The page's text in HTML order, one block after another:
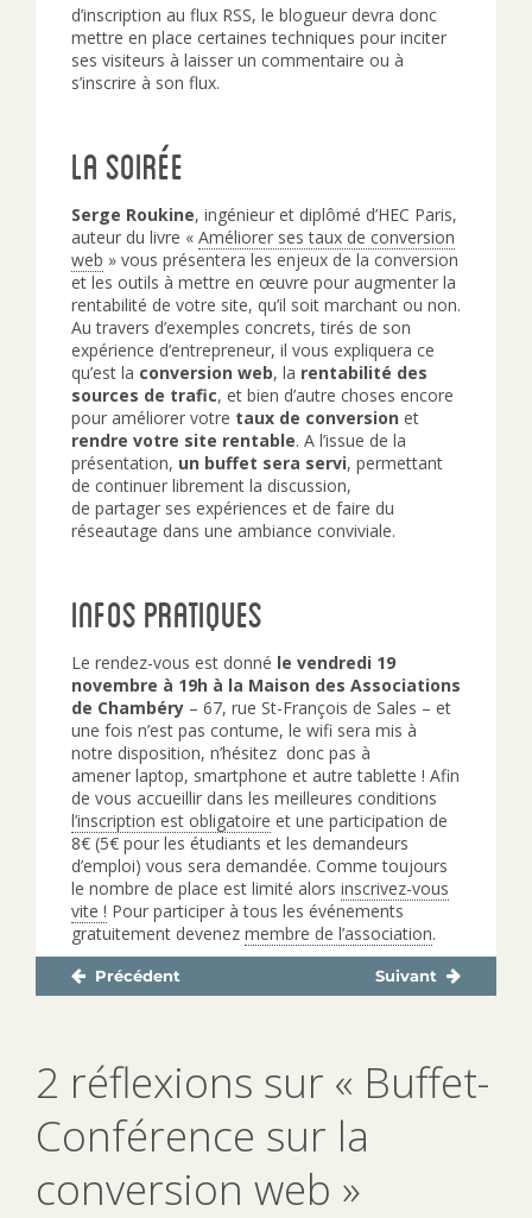
d’inscription au flux RSS, le blogueur devra donc
mettre en place certaines techniques pour inciter
ses visiteurs à laisser un commentaire ou à
s’inscrire à son flux.
La soirée
Serge Roukine, ingénieur et diplômé d’HEC Paris,
auteur du livre « Améliorer ses taux de conversion
web » vous présentera les enjeux de la conversion
et les outils à mettre en œuvre pour augmenter la
rentabilité de votre site, qu’il soit marchant ou non.
Au travers d’exemples concrets, tirés de son
expérience d’entrepreneur, il vous expliquera ce
qu’est la conversion web, la rentabilité des
sources de trafic, et bien d’autre choses encore
pour améliorer votre taux de conversion et
rendre votre site rentable. A l’issue de la
présentation, un buffet sera servi, permettant
de continuer librement la discussion,
de partager ses expériences et de faire du
réseautage dans une ambiance conviviale.
Infos pratiques
Le rendez-vous est donné le vendredi 19
novembre à 19h à la Maison des Associations
de Chambéry – 67, rue St-François de Sales – et
une fois n’est pas contume, le wifi sera mis à
notre disposition, n’hésitez donc pas à
amener laptop, smartphone et autre tablette ! Afin
de vous accueillir dans les meilleures conditions
l’inscription est obligatoire et une participation de
8€ (5€ pour les étudiants et les demandeurs
d’emploi) vous sera demandée. Comme toujours
le nombre de place est limité alors inscrivez-vous
vite ! Pour participer à tous les événements
gratuitement devenez membre de l’association.
NavigationPrécédent
Publication
Suivant
Publication
2 réflexions sur « Buffet-
Conférence sur la
conversion web »